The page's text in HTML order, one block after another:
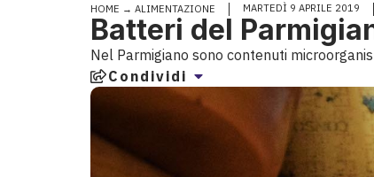
HOME → ALIMENTAZIONE MARTEDÌ 9 APRILE 2019
Batteri del
Nel Parmigiano sono contenuti
Condividi